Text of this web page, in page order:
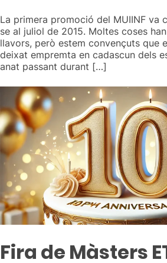
La primera promoció del MUIINF va
se al juliol de 2015. Moltes coses
llavors, però estem convençuts que
deixat empremta en cadascun dels
anat passant durant […]
Fira de Màsters